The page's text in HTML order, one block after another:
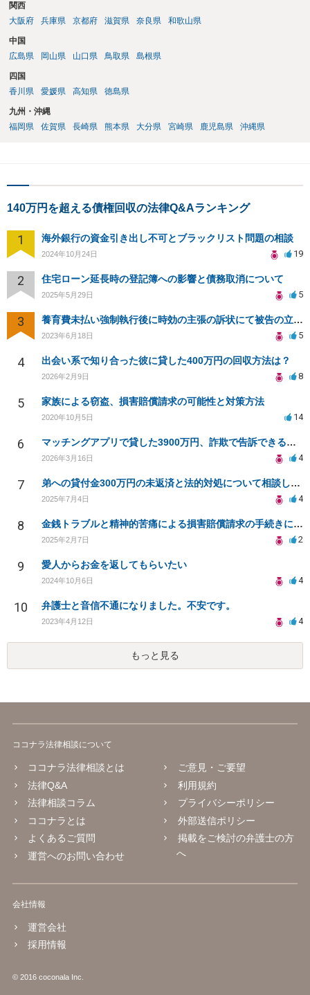
関西
大阪府
兵庫県 京都府 滋賀県 奈良県 和歌山県
中国
広島県
岡山県 山口県 鳥取県 島根県
四国
香川県
愛媛県 高知県 徳島県
九州・沖縄
福岡県
佐賀県 長崎県 熊本県 大分県 宮崎県 鹿児島県 沖縄県
140万円を超える債権回収の法律Q&Aランキング
1 海外銀行の資金引き出し不可とブラックリスト問題の相談
2024年10月24日 19
2 住宅ローン延長時の登記簿への影響と債務取消について
2025年5月29日 5
3 養育費未払い強制執行後に時効の主張の訴状にて被告の立場です。東京裁判所対応可能弁護人を探しております
2023年6月18日 5
4 出会い系で知り合った彼に貸した400万円の回収方法は？
2026年2月9日 8
5 家族による窃盗、損害賠償請求の可能性と対策方法
2020年10月5日 14
6 マッチングアプリで貸した3900万円、詐欺で告訴できるか？
2026年3月16日 4
7 弟への貸付金300万円の未返済と法的対処について相談したい
2025年7月4日 4
8 金銭トラブルと精神的苦痛による損害賠償請求の手続きについて
2025年2月7日 2
9 愛人からお金を返してもらいたい
2024年10月6日 4
10 弁護士と音信不通になりました。不安です。
2023年4月12日 4
もっと見る
ココナラ法律相談について
ココナラ法律相談とは
法律Q&A
法律相談コラム
ココナラとは
よくあるご質問
運営へのお問い合わせ
ご意見・ご要望
利用規約
プライバシーポリシー
外部送信ポリシー
掲載をご検討の弁護士の方
へ
会社情報
運営会社
採用情報
© 2016 coconala Inc.